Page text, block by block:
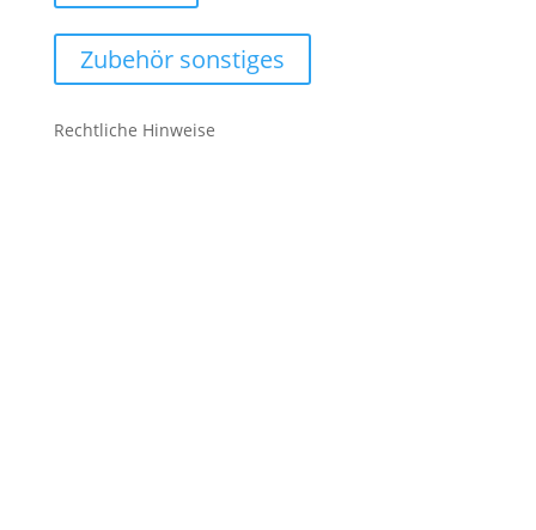
Zubehör sonstiges
Rechtliche Hinweise